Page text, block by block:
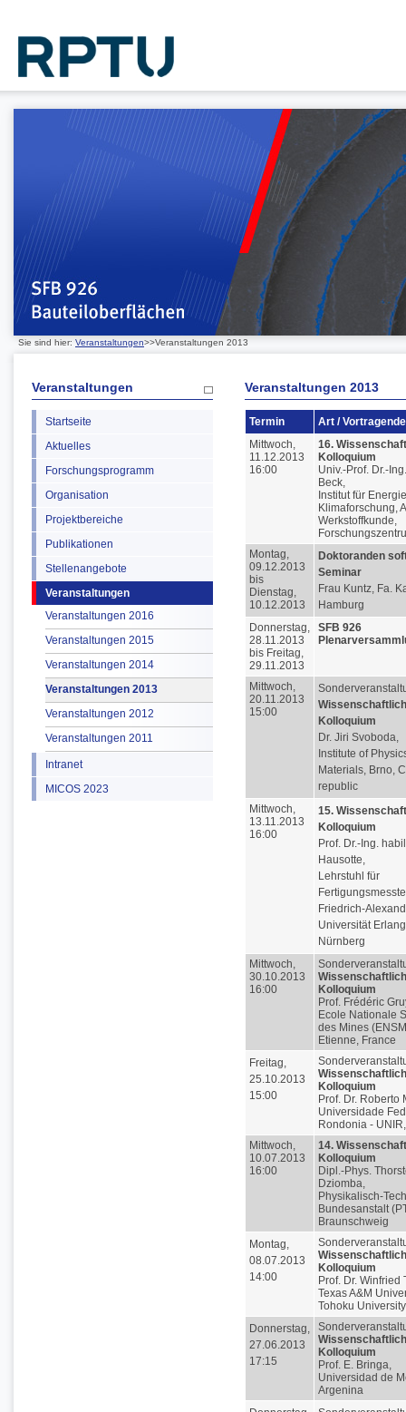
Sie sind hier: Veranstaltungen>>Veranstaltungen 2013
Veranstaltungen
Startseite
Aktuelles
Forschungsprogramm
Organisation
Projektbereiche
Publikationen
Stellenangebote
Veranstaltungen
Veranstaltungen 2016
Veranstaltungen 2015
Veranstaltungen 2014
Veranstaltungen 2013
Veranstaltungen 2012
Veranstaltungen 2011
Intranet
MICOS 2023
Veranstaltungen 2013
Termin
Art /
Mittwoch,
11.12.2013
16:00
16.
Kolloquium
Univ.-Prof. Dr.-
Beck,
Institut für
Klimaforschung,
Werkstoffkunde,
Montag,
09.12.2013
bis
Dienstag,
10.12.2013
Doktoranden
Seminar
Frau Kuntz, Fa.
Hamburg
Donnerstag,
28.11.2013
bis Freitag,
29.11.2013
SFB 926
Mittwoch,
20.11.2013
15:00
Kolloquium
Dr. Jiri Svoboda,
Institute of
Materials, Brno,
republic
Mittwoch,
13.11.2013
16:00
15.
Kolloquium
Prof. Dr.-Ing.
Hausotte,
Lehrstuhl für
Friedrich-
Universität
Nürnberg
Mittwoch,
30.10.2013
16:00
Kolloquium
Prof. Frédéric
Ecole Nationale
des Mines
Etienne, France
Freitag,
25.10.2013
15:00
Kolloquium
Prof. Dr. Roberto
Universidade
Rondonia -
Mittwoch,
10.07.2013
16:00
14.
Kolloquium
Dipl.-Phys.
Dziomba,
Physikalisch-
Bundesanstalt
Braunschweig
Montag,
08.07.2013
14:00
Kolloquium
Prof. Dr. Winfried
Texas A&M
Tohoku
Donnerstag,
27.06.2013
17:15
Kolloquium
Prof. E. Bringa,
Universidad de
Argenina